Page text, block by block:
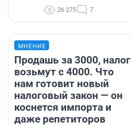
26 275 7
МНЕНИЕ
Продашь за 3000, налог
возьмут с 4000. Что
нам готовит новый
налоговый закон — он
коснется импорта и
даже репетиторов